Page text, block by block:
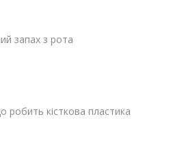
запах з рота
робить кісткова пластика